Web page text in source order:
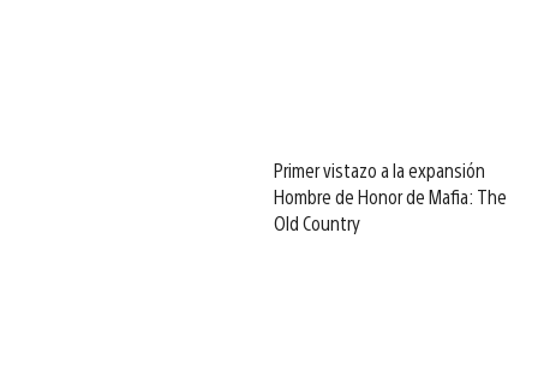
Primer vistazo a la expansión
Hombre de Honor de Mafia: The
Old Country